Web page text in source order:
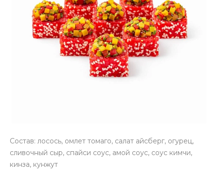
Состав: лосось, омлет томаго, салат айсберг, огурец,
сливочный сыр, спайси соус, амой соус, соус кимчи,
кинза, кунжут